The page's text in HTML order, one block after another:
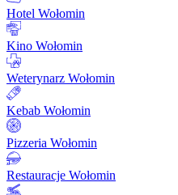
Hotel Wołomin
Kino Wołomin
Weterynarz Wołomin
Kebab Wołomin
Pizzeria Wołomin
Restauracje Wołomin